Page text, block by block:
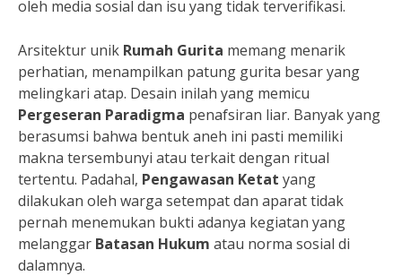
oleh media sosial dan isu yang tidak terverifikasi.
Arsitektur unik Rumah Gurita memang menarik
perhatian, menampilkan patung gurita besar yang
melingkari atap. Desain inilah yang memicu
Pergeseran Paradigma penafsiran liar. Banyak yang
berasumsi bahwa bentuk aneh ini pasti memiliki
makna tersembunyi atau terkait dengan ritual
tertentu. Padahal, Pengawasan Ketat yang
dilakukan oleh warga setempat dan aparat tidak
pernah menemukan bukti adanya kegiatan yang
melanggar Batasan Hukum atau norma sosial di
dalamnya.